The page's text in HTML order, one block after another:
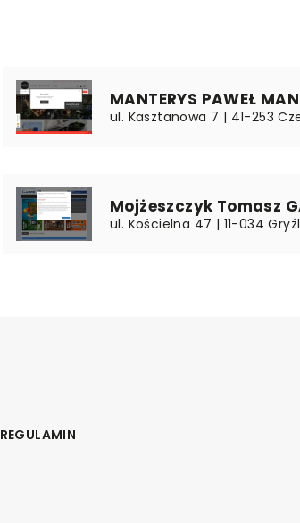
MANTERYS PAWEŁ
ul. Kasztanowa 7 | 41-253
Mojżeszczyk Tomasz
ul. Kościelna 47 | 11-034
REGULAMIN